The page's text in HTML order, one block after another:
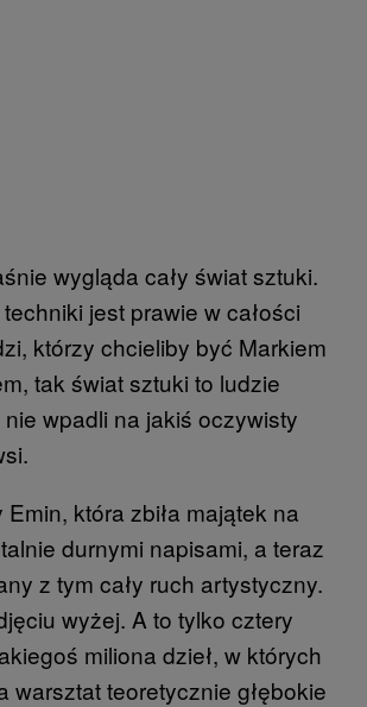
wygląda cały świat sztuki.
jest prawie w całości
którzy chcieliby być Markiem
tak świat sztuki to ludzie
nie wpadli na jakiś oczywisty
Emin, która zbiła majątek na
durnymi napisami, a teraz
z tym cały ruch artystyczny.
wyżej. A to tylko cztery
miliona dzieł, w których
warsztat teoretycznie głębokie